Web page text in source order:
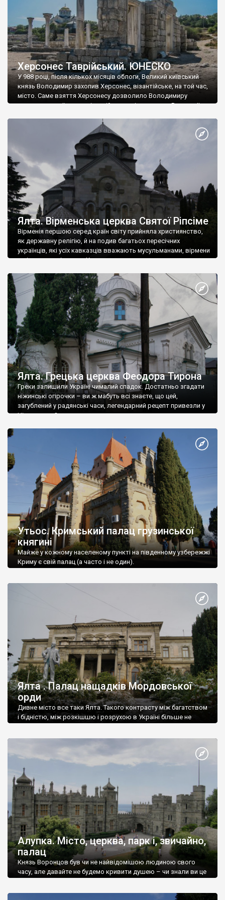
Херсонес Таврійський. ЮНЕСКО
У 988 році, після кількох місяців облоги, Великий київський
князь Володимир захопив Херсонес, візантійське, на той час,
місто. Саме взяття Херсонесу дозволило Володимиру
диктувати свої умови візантійському імператору Василю ІІ, та
Херсонесі Володимир-язичник, став Василем-християнином.
А потім було Хрещення Русі. На честь Херсонесу Таврійського
Ялта. Вірменська церква Святої Ріпсіме
Вірменія першою серед країн світу прийняла християнство,
як державну релігію, й на подив багатьох пересічних
українців, які усіх кавказців вважають мусульманами, вірмени
є відданими вірянами Христа
Ялта. Грецька церква Феодора Тирона
Греки залишили Україні чималий спадок. Достатньо згадати
ніжинські огірочки – ви ж мабуть всі знаєте, що цей,
загублений у радянські часи, легендарний рецепт привезли у
Ніжин греки?
Утьос. Кримський палац грузинської
княгині
Майже у кожному населеному пункті на південному узбережжі
Криму є свій палац (а часто і не один).
Ялта . Палац нащадків Мордовської
орди
Дивне місто все таки Ялта. Такого контрасту між багатством
і бідністю, між розкішшю і розрухою в Україні більше не
Алупка. Місто, церква, парк і, звичайно,
палац
Князь Воронцов був чи не найвідомішою людиною свого
часу, але давайте не будемо кривити душею – чи знали ви це